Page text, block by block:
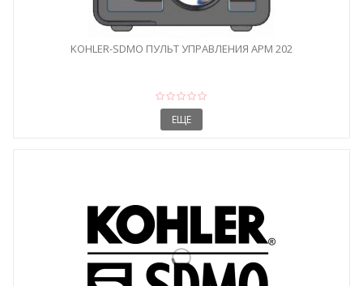
KOHLER-SDMO ПУЛЬТ УПРАВЛЕНИЯ APM 202
ЕЩЕ